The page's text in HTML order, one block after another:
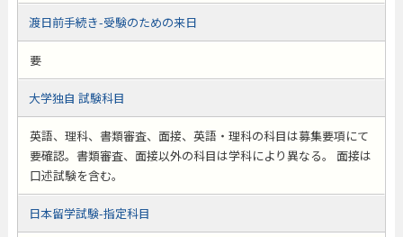
渡日前手続き-受験のための来日
要
大学独自 試験科目
英語、理科、書類審査、面接、英語・理科の科目は募集要項にて
要確認。書類審査、面接以外の科目は学科により異なる。 面接は
口述試験を含む。
日本留学試験-指定科目